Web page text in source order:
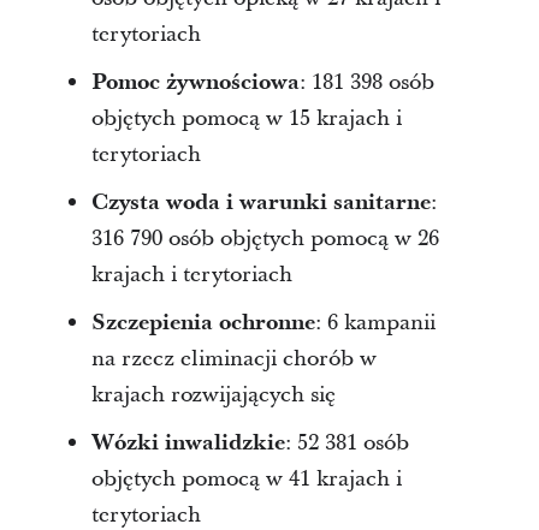
terytoriach
Pomoc żywnościowa: 181 398 osób
objętych pomocą w 15 krajach i
terytoriach
Czysta woda i warunki sanitarne:
316 790 osób objętych pomocą w 26
krajach i terytoriach
Szczepienia ochronne: 6 kampanii
na rzecz eliminacji chorób w
krajach rozwijających się
Wózki inwalidzkie: 52 381 osób
objętych pomocą w 41 krajach i
terytoriach